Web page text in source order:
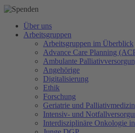
Über uns
Arbeitsgruppen
Arbeitsgruppen im Überblick
Advance Care Planning
Ambulante
Angehörige
Digitalisierung
Ethik
Forschung
Geriatrie und Palliativmedizin
Intensiv- und
Interdisziplinäre Onkologie